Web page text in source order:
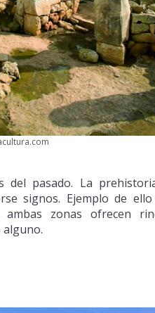
del pasado. La
signos. Ejemplo de
zonas ofrecen